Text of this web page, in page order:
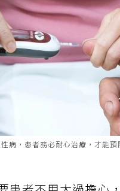
病，患者務必耐心治療，才能